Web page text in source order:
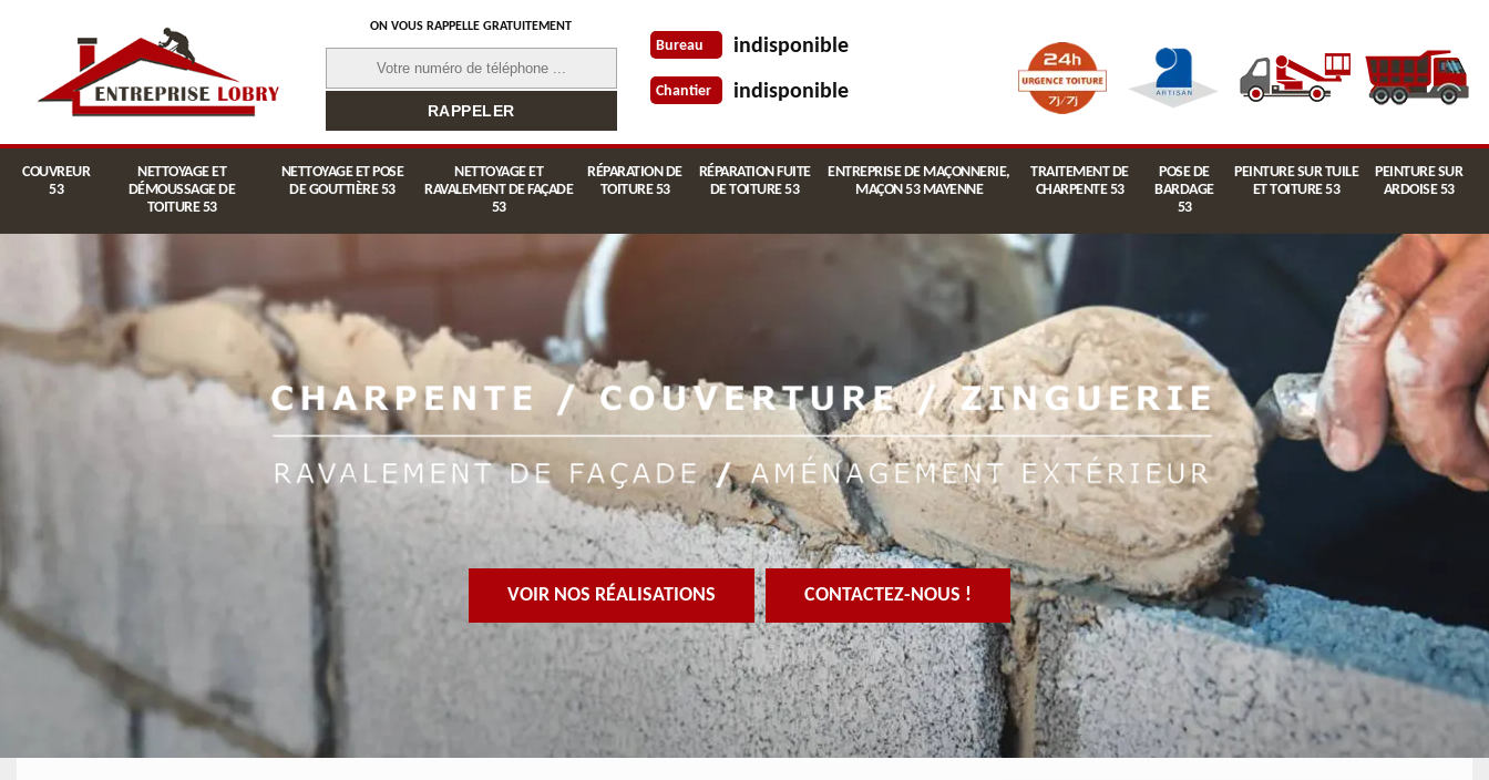
ON VOUS RAPPELLE GRATUITEMENT
Bureau indisponible
Chantier indisponible
COUVREUR
53
NETTOYAGE ET
DÉMOUSSAGE DE
TOITURE 53
NETTOYAGE ET POSE
DE GOUTTIÈRE 53
NETTOYAGE ET
RAVALEMENT DE FAÇADE
53
RÉPARATION DE
TOITURE 53
RÉPARATION FUITE
DE TOITURE 53
ENTREPRISE DE MAÇONNERIE,
MAÇON 53 MAYENNE
TRAITEMENT DE
CHARPENTE 53
POSE DE
BARDAGE
53
PEINTURE SUR TUILE
ET TOITURE 53
PEINTURE SUR
ARDOISE 53
VOIR NOS RÉALISATIONS CONTACTEZ-NOUS !